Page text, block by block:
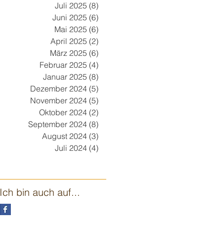
Juli 2025 (8)
Juni 2025 (6)
Mai 2025 (6)
April 2025 (2)
März 2025 (6)
Februar 2025 (4)
Januar 2025 (8)
Dezember 2024 (5)
November 2024 (5)
Oktober 2024 (2)
September 2024 (8)
August 2024 (3)
Juli 2024 (4)
Ich bin auch auf...